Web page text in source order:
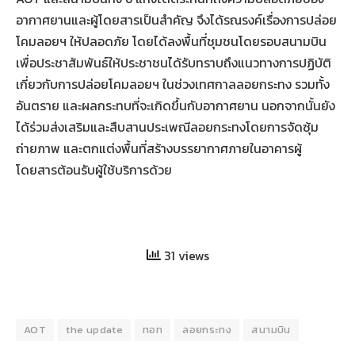
อากาศยานและผู้โดยสารเป็นสำคัญ จึงได้รณรงค์เรื่องการปล่อย
โคมลอยฯ ให้ปลอดภัย โดยได้ลงพื้นที่ชุมชนโดยรอบสนามบิน
เพื่อประชาสัมพันธ์ให้ประชาชนได้รับทราบถึงแนวทางการปฏิบัติ
เกี่ยวกับการปล่อยโคมลอยฯ ในช่วงเทศกาลลอยกระทง รวมทั้ง
อันตราย และผลกระทบที่จะเกิดขึ้นกับอากาศยาน นอกจากนั้นยัง
ได้ร่วมส่งเสริมและสืบสานประเพณีลอยกระทงโดยการจัดซุ้ม
ถ่ายภาพ และตกแต่งพื้นที่สร้างบรรยากาศภายในอาคารผู้
โดยสารต้อนรับผู้ใช้บริการด้วย
31 views
AOT the update ทอท ลอยกระทง สนามบิน